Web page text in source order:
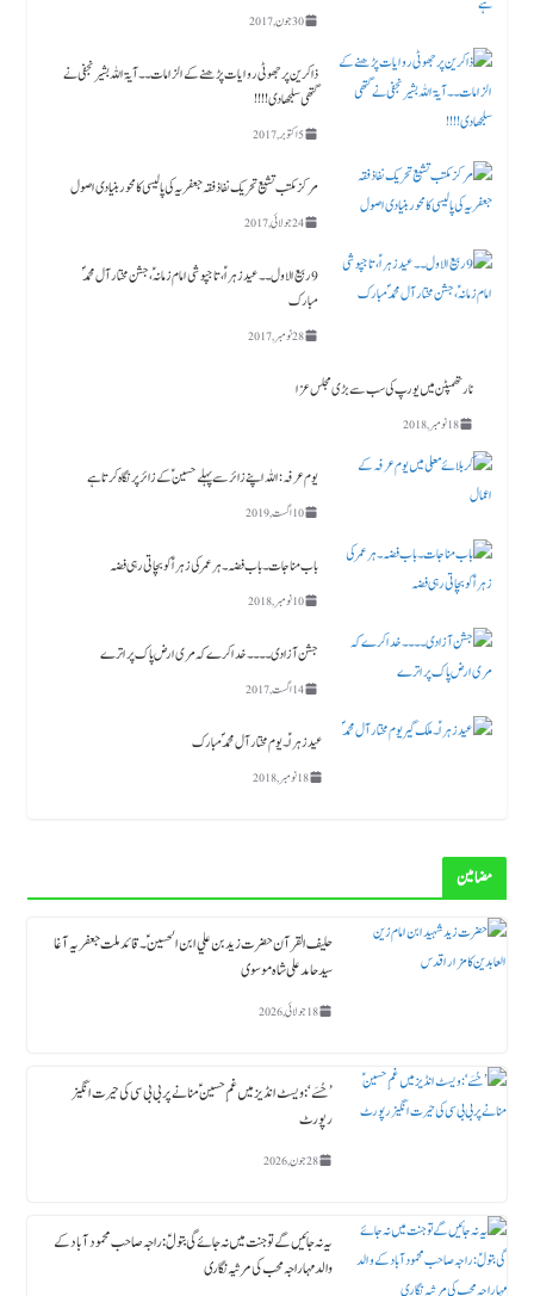
30 جون, 2017
ذاکرین پر جھوٹی روایات پڑھنے کے الزامات ۔۔آیۃ اللہ بشیر نجفی نے
گتھی سلجھا دی!!!!
5 اکتوبر, 2017
مرکز مکتب تشیع تحریک نفاذفقہ جعفریہ کی پالیسی کا محور بنیادی اصول
24 جولائی, 2017
9 ربیع الاول ۔۔ عید زہراؑ، تاجپوشی امام زمانہؑ ،جشن مختار آل محمدؐ
مبارک
28 نومبر, 2017
نارتھمپٹن میں یورپ کی سب سے بڑی مجلس عزا
18 نومبر, 2018
یوم عرفہ :اللہ اپنے زائر سے پہلے حسینؑ کے زائر پر نگاہ کرتا ہے
10 اگست, 2019
باب مناجات ۔باب فضہ ۔ ہر عمر کی زہرا ؑ کو بچاتی رہی فضہ
10 نومبر, 2018
جشن آزادی ۔۔۔۔خدا کرے کہ مری ارض پاک پر اترے
14 اگست, 2017
عید زہراؑ ۔ یوم مختار آل محمد ؐ مبارک
18 نومبر, 2018
مضامین
حلیف القرآن حضرت زید بن علي ابن الحسین ؑ ۔قائد ملت جعفریہ آغا
سید حامد علی شاہ موسوی
18 جولائی, 2026
’حُسَے‘: ویسٹ انڈیز میں غمِ حسینؑ منانے پر بی بی سی کی حیرت انگیز
رپورٹ
28 جون, 2026
یہ نہ جائیں گے تو جنت میں نہ جائے گی بتولؑ: راجہ صاحب محمود آباد کے
والد مہاراجہ محب کی مرثیہ نگاری